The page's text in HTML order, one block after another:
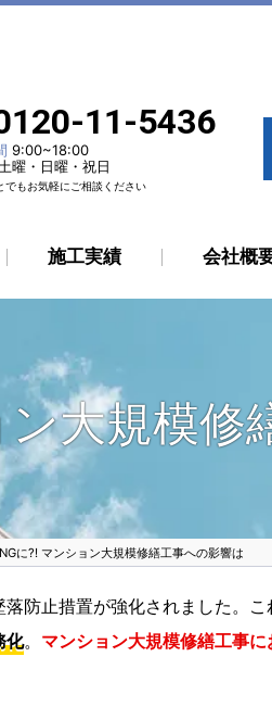
11-5436
9:00~18:00
土曜・日曜・祝日
でもお気軽にご相談ください
施工実績 会社概
大規模修
に?! マンション大規模修繕工事への影響は
防止措置が強化されました。こ
化。 マンション大規模修繕工事